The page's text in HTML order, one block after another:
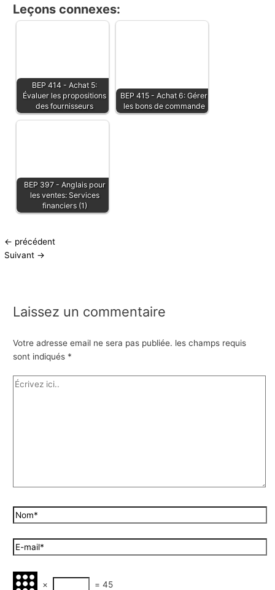
Leçons connexes:
BEP 414 - Achat 5:
Évaluer les propositions
des fournisseurs
BEP 415 - Achat 6: Gérer
les bons de commande
BEP 397 - Anglais pour
les ventes: Services
financiers (1)
← précédent
Suivant →
Laissez un commentaire
Votre adresse email ne sera pas publiée. les champs requis
sont indiqués *
× = 45